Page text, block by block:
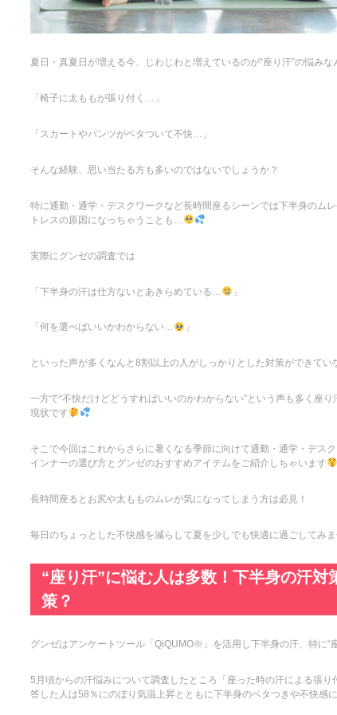
夏日・真夏日が増える今、じわじわと増えているのが“座り汗”の悩みな
「椅子に太ももが張り付く…」
「スカートやパンツがベタついて不快…」
そんな経験、思い当たる方も多いのではないでしょうか？
特に通勤・通学・デスクワークなど長時間座るシーンでは下半身のム
トレスの原因になっちゃうことも…
実際にグンゼの調査では
「下半身の汗は仕方ないとあきらめている… 」
「何を選べばいいかわからない… 」
といった声が多くなんと8割以上の人がしっかりとした対策ができて
一方で“不快だけどどうすればいいのかわからない”という声も多く座
現状です
そこで今回はこれからさらに暑くなる季節に向けて通勤・通学・デス
インナーの選び方とグンゼのおすすめアイテムをご紹介しちゃいます
長時間座るとお尻や太もものムレが気になってしまう方は必見！
毎日のちょっとした不快感を減らして夏を少しでも快適に過ごしてみ
“座り汗”に悩む人は多数！下半身の汗対
策？
グンゼはアンケートツール「QiQUMO※」を活用し下半身の汗、特に“
5月頃からの汗悩みについて調査したところ「座った時の汗による張
答した人は58％にのぼり気温上昇とともに下半身のベタつきや不快感